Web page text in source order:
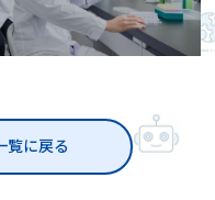
覧に戻る